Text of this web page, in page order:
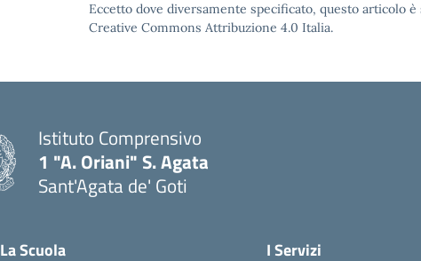
Eccetto dove diversamente specificato, questo articolo
Creative Commons Attribuzione 4.0 Italia.
Istituto Comprensivo
1 "A. Oriani" S. Agata
Sant'Agata de' Goti
La Scuola I Servizi